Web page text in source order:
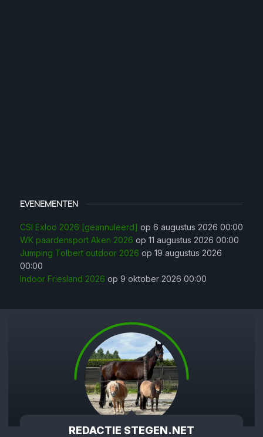
REDACTIE STEGEN.NET
EVENEMENTEN
CSI Exloo 2026 [geannuleerd] op 6 augustus 2026 00:00
WK paardensport Aken 2026 op 11 augustus 2026 00:00
Jumping Tolbert outdoor 2026 op 19 augustus 2026
00:00
Indoor Friesland 2026 op 9 oktober 2026 00:00